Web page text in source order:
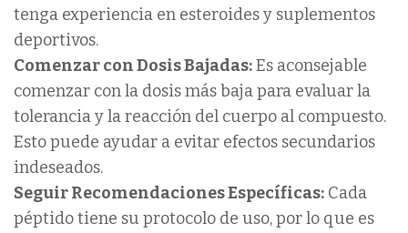
tenga experiencia en esteroides y suplementos
deportivos.
Comenzar con Dosis Bajadas:Es aconsejable
comenzar con la dosis más baja para evaluar la
tolerancia y la reacción del cuerpo al compuesto.
Esto puede ayudar a evitar efectos secundarios
indeseados.
Seguir Recomendaciones Específicas: Cada
péptido tiene su protocolo de uso, por lo que es